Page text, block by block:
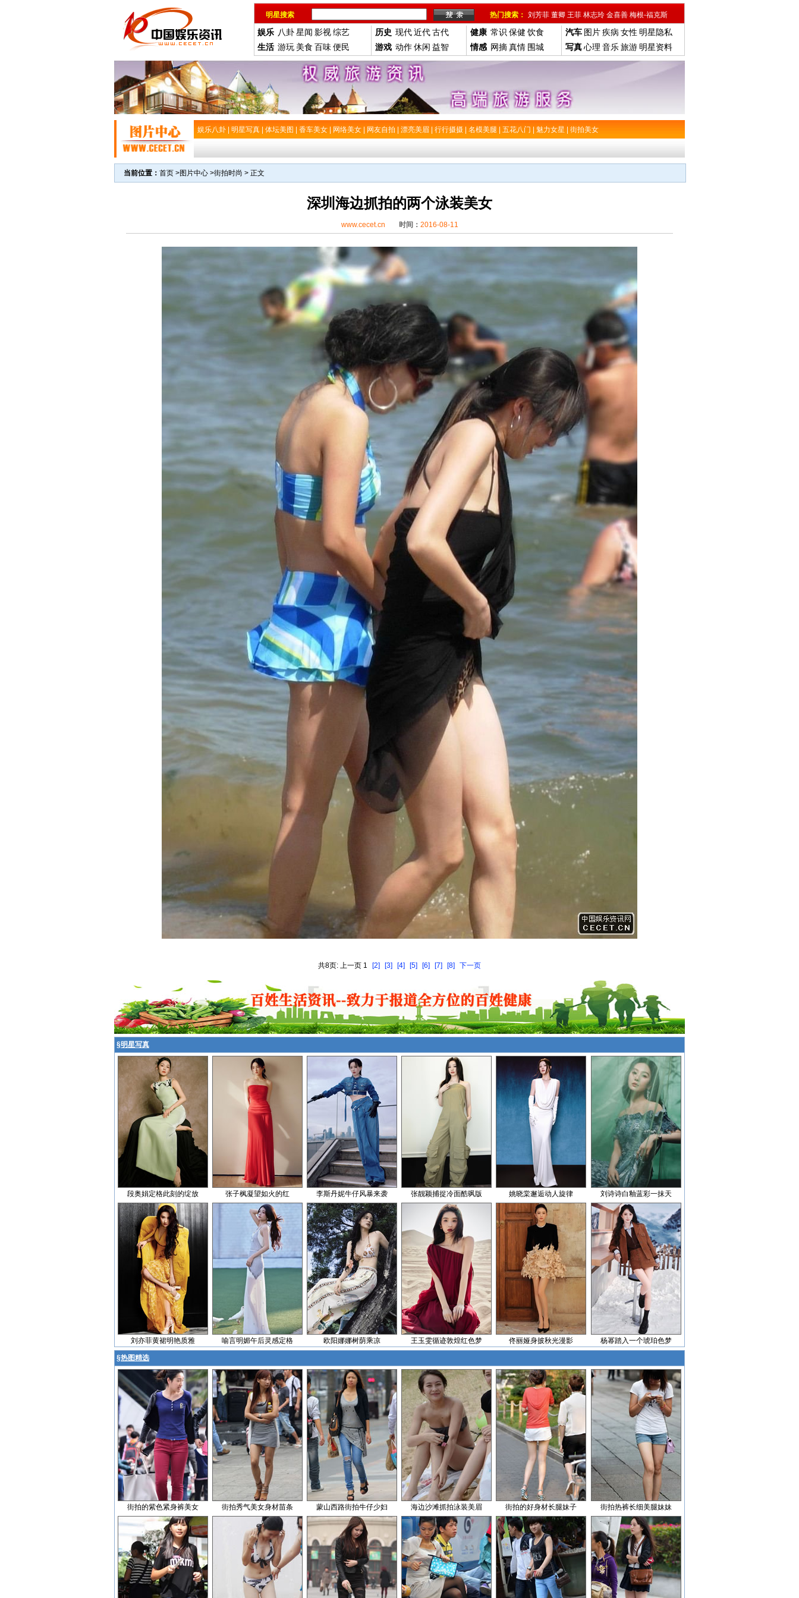
明星搜索 热门搜索： 刘芳菲 董卿 王菲 林志玲 金喜善 梅根-福克斯
娱乐 八卦星闻 影视综艺
生活 游玩 美食 百味便民
历史 现代近代古代
游戏 动作休闲 益智
健康 常识 保健 饮食
情感 网摘真情 围城
汽车 图片疾病 女性 明星隐私
写真心理 音乐旅游 明星资料
娱乐八卦 明星写真 体坛美图 香车美女 网络美女 网友自拍 漂亮美眉 行行摄摄 名模美腿 五花八门 魅力女星 街拍美女
当前位置： 首页 >图片中心 >街拍时尚 > 正文
深圳海边抓拍的两个泳装美女
www.cecet.cn 时间： 2016-08-11
共8页: 上一页 1 [2] [3] [4] [5] [6] [7] [8] 下一页
§明星写真
段奥娟定格此刻的绽放 张子枫凝望如火的红 李斯丹妮牛仔风暴来袭 张靓颖捕捉冷面酷飒版 姚晓棠邂逅动人旋律 刘诗诗白釉蓝彩一抹天
刘亦菲黄裙明艳质雅 喻言明媚午后灵感定格 欧阳娜娜树荫乘凉 王玉雯循迹敦煌红色梦 佟丽娅身披秋光漫影 杨幂踏入一个琥珀色梦
§热图精选
街拍的紫色紧身裤美女 街拍秀气美女身材苗条 蒙山西路街拍牛仔少妇 海边沙滩抓拍泳装美眉 街拍的好身材长腿妹子 街拍热裤长细美腿妹妹